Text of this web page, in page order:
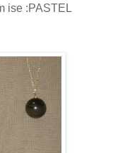
ise :PASTEL